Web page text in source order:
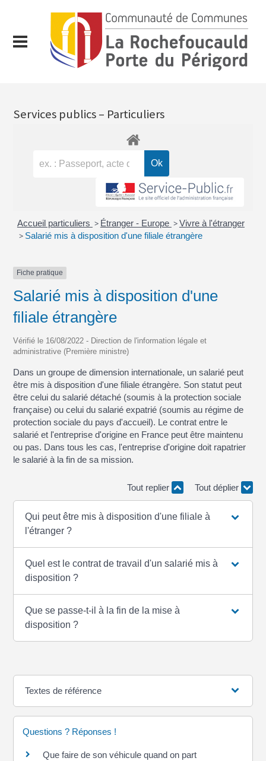
Services publics – Particuliers
Accueil particuliers > Étranger - Europe >Vivre à l'étranger
> Salarié mis à disposition d'une filiale étrangère
Fiche pratique
Salarié mis à disposition d'une
filiale étrangère
Vérifié le 16/08/2022 - Direction de l'information légale et
administrative (Première ministre)
Dans un groupe de dimension internationale, un salarié peut
être mis à disposition d'une filiale étrangère. Son statut peut
être celui du salarié détaché (soumis à la protection sociale
française) ou celui du salarié expatrié (soumis au régime de
protection sociale du pays d'accueil). Le contrat entre le
salarié et l'entreprise d'origine en France peut être maintenu
ou pas. Dans tous les cas, l'entreprise d'origine doit rapatrier
le salarié à la fin de sa mission.
Tout replier Tout déplier
Qui peut être mis à disposition d'une filiale à
l'étranger ?
Quel est le contrat de travail d'un salarié mis à
disposition ?
Que se passe-t-il à la fin de la mise à
disposition ?
Textes de référence
Questions ? Réponses !
Que faire de son véhicule quand on part